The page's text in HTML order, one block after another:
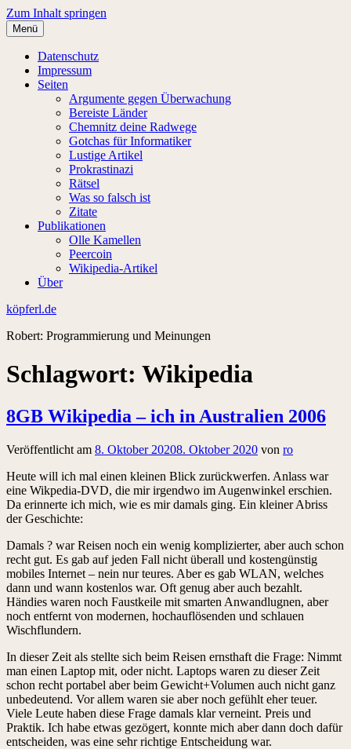
Zum Inhalt springen
Menü
Datenschutz
Impressum
Seiten
Argumente gegen Überwachung
Bereiste Länder
Chemnitz deine Radwege
Gotchas für Informatiker
Lustige Artikel
Prokrastinazi
Rätsel
Was so falsch ist
Zitate
Publikationen
Olle Kamellen
Peercoin
Wikipedia-Artikel
Über
köpferl.de
Robert: Programmierung und Meinungen
Schlagwort: Wikipedia
8GB Wikipedia – ich in Australien 2006
Veröffentlicht am 8. Oktober 20208. Oktober 2020 von ro
Heute will ich mal einen kleinen Blick zurückwerfen. Anlass war
eine Wikpedia-DVD, die mir irgendwo im Augenwinkel erschien.
Da erinnerte ich mich, wie es mir damals ging. Ein kleiner Abriss
der Geschichte:
Damals ? war Reisen noch ein wenig komplizierter, aber auch schon
recht gut. Es gab auf jeden Fall nicht überall und kostengünstig
mobiles Internet – nein nur teures. Aber es gab WLAN, welches
dann und wann kostenlos war. Oft genug aber auch bezahlt.
Händies waren noch Faustkeile mit smarten Anwandlugnen, aber
noch entfernt von modernen, hochauflösenden und schlauen
Wischflundern.
In dieser Zeit als stellte sich beim Reisen ernsthaft die Frage: Nimmt
man einen Laptop mit, oder nicht. Laptops waren zu dieser Zeit
schon recht portabel aber beim Gewicht+Volumen auch nicht ganz
unbedeutend. Vor allem waren sie aber noch gefühlt eher teuer.
Viele Leute haben diese Frage damals klar verneint. Preis und
Praktik. Ich habe etwas gezögert, konnte mich aber dann doch dafür
entscheiden, was eine sehr richtige Entscheidung war.